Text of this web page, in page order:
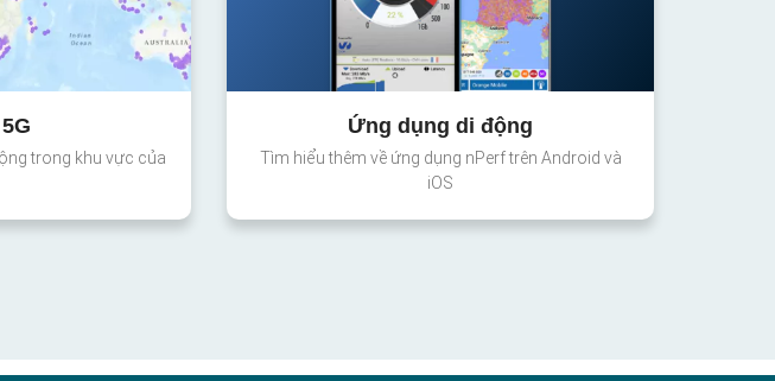
trong khu vực của
Ứng dụng di động
Tìm hiểu thêm về ứng dụng nPerf trên Android và
iOS